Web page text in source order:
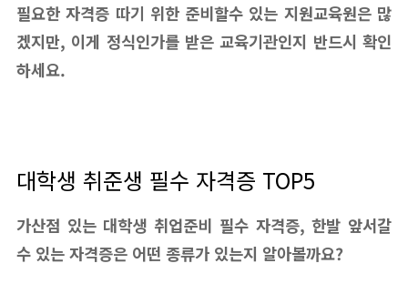
필요한 자격증 따기 위한 준비할수 있는 지원교육원은 많
겠지만, 이게 정식인가를 받은 교육기관인지 반드시 확인
하세요.
대학생 취준생 필수 자격증 TOP5
가산점 있는 대학생 취업준비 필수 자격증, 한발 앞서갈
수 있는 자격증은 어떤 종류가 있는지 알아볼까요?